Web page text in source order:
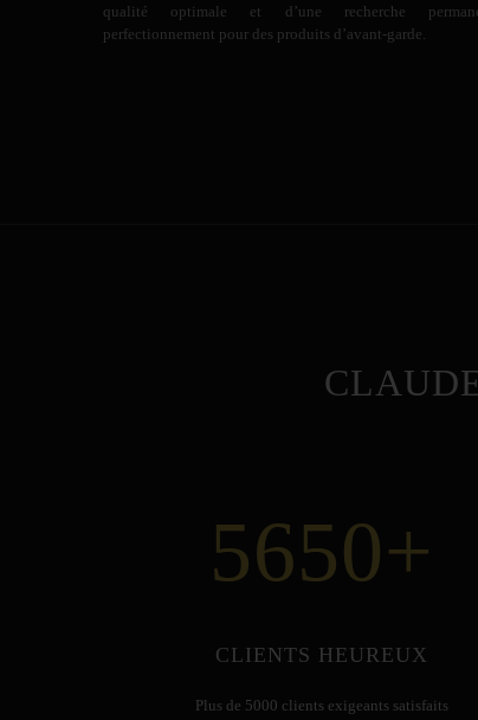
qualité optimale et d’une recherche
perfectionnement pour des produits d’avant-garde.
5650+
CLIENTS HEUREUX
Plus de 5000 clients exigeants satisfaits